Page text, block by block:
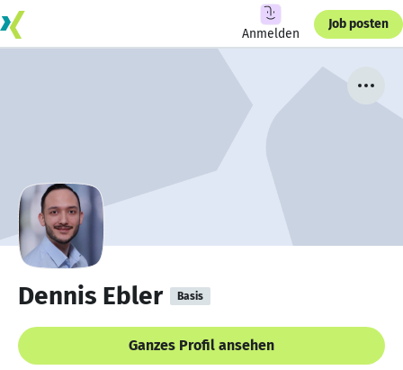
Anmelden
Job posten
Dennis Ebler Basis
Ganzes Profil ansehen